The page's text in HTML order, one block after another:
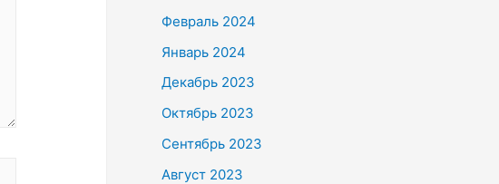
Февраль 2024
Январь 2024
Декабрь 2023
Октябрь 2023
Сентябрь 2023
Август 2023